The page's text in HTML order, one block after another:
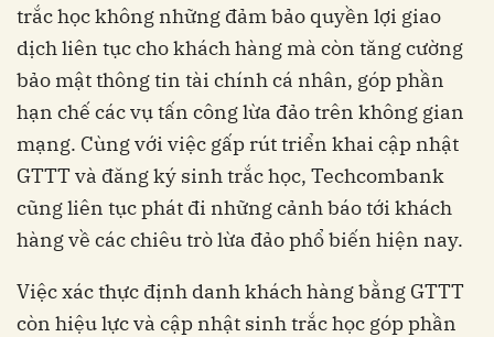
trắc học không những đảm bảo quyền lợi giao
dịch liên tục cho khách hàng mà còn tăng cường
bảo mật thông tin tài chính cá nhân, góp phần
hạn chế các vụ tấn công lừa đảo trên không gian
mạng. Cùng với việc gấp rút triển khai cập nhật
GTTT và đăng ký sinh trắc học, Techcombank
cũng liên tục phát đi những cảnh báo tới khách
hàng về các chiêu trò lừa đảo phổ biến hiện nay.
Việc xác thực định danh khách hàng bằng GTTT
còn hiệu lực và cập nhật sinh trắc học góp phần